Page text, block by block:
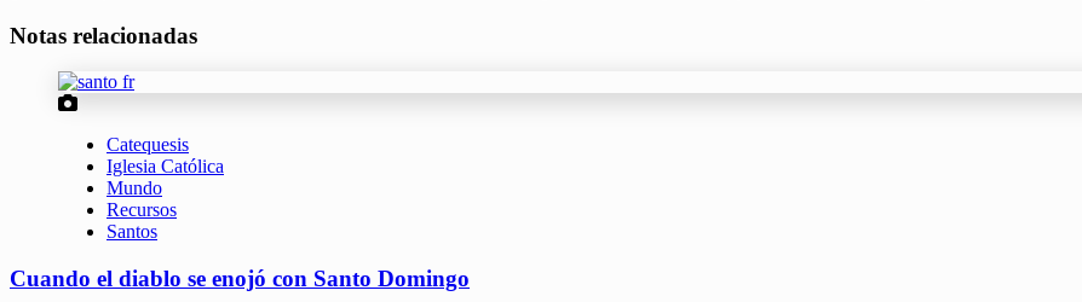
Notas relacionadas
Catequesis
Iglesia Católica
Mundo
Recursos
Santos
Cuando el diablo se enojó con Santo Domingo